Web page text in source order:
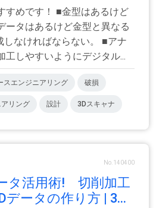
すめです！ ■金型はあるけど
ータはあるけど金型と異なる
なければならない。 ■アナ
工しやすいようにデジタル...
スエンジニアリング 破損
リング 設計 3Dスキャナ
No.140400
タ活用術! 切削加工
データの作り方 | 3...